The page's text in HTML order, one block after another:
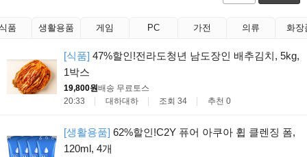
품 생활용품 게임 PC 가전 의류 화장
[식품] 47%할인!전라도청년 남도장인 배추김치, 5kg,
1박스
19,800원배송 무료토스
20:33
대하대하 조회 34 추천 0
[생활용품] 62%할인!C2Y 퓨어 아쿠아 휩 클렌징 폼,
120ml, 4개